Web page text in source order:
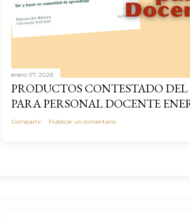
enero 07, 2026
PRODUCTOS CONTESTADO
PARA PERSONAL DOCENTE
Compartir Publicar un comentario